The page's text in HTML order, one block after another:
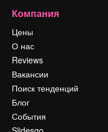
Компания
Цены
О нас
Reviews
Вакансии
Поиск тенденций
Блог
События